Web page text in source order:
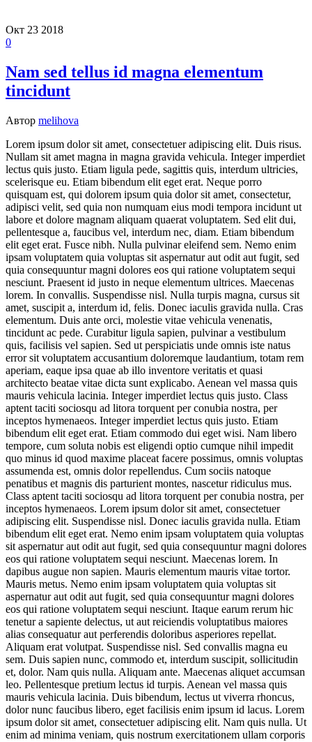
Окт 23 2018
0
Nam sed tellus id magna elementum
tincidunt
Автор melihova
Lorem ipsum dolor sit amet, consectetuer adipiscing elit. Duis risus.
Nullam sit amet magna in magna gravida vehicula. Integer imperdiet
lectus quis justo. Etiam ligula pede, sagittis quis, interdum ultricies,
scelerisque eu. Etiam bibendum elit eget erat. Neque porro
quisquam est, qui dolorem ipsum quia dolor sit amet, consectetur,
adipisci velit, sed quia non numquam eius modi tempora incidunt ut
labore et dolore magnam aliquam quaerat voluptatem. Sed elit dui,
pellentesque a, faucibus vel, interdum nec, diam. Etiam bibendum
elit eget erat. Fusce nibh. Nulla pulvinar eleifend sem. Nemo enim
ipsam voluptatem quia voluptas sit aspernatur aut odit aut fugit, sed
quia consequuntur magni dolores eos qui ratione voluptatem sequi
nesciunt. Praesent id justo in neque elementum ultrices. Maecenas
lorem. In convallis. Suspendisse nisl. Nulla turpis magna, cursus sit
amet, suscipit a, interdum id, felis. Donec iaculis gravida nulla. Cras
elementum. Duis ante orci, molestie vitae vehicula venenatis,
tincidunt ac pede. Curabitur ligula sapien, pulvinar a vestibulum
quis, facilisis vel sapien. Sed ut perspiciatis unde omnis iste natus
error sit voluptatem accusantium doloremque laudantium, totam rem
aperiam, eaque ipsa quae ab illo inventore veritatis et quasi
architecto beatae vitae dicta sunt explicabo. Aenean vel massa quis
mauris vehicula lacinia. Integer imperdiet lectus quis justo. Class
aptent taciti sociosqu ad litora torquent per conubia nostra, per
inceptos hymenaeos. Integer imperdiet lectus quis justo. Etiam
bibendum elit eget erat. Etiam commodo dui eget wisi. Nam libero
tempore, cum soluta nobis est eligendi optio cumque nihil impedit
quo minus id quod maxime placeat facere possimus, omnis voluptas
assumenda est, omnis dolor repellendus. Cum sociis natoque
penatibus et magnis dis parturient montes, nascetur ridiculus mus.
Class aptent taciti sociosqu ad litora torquent per conubia nostra, per
inceptos hymenaeos. Lorem ipsum dolor sit amet, consectetuer
adipiscing elit. Suspendisse nisl. Donec iaculis gravida nulla. Etiam
bibendum elit eget erat. Nemo enim ipsam voluptatem quia voluptas
sit aspernatur aut odit aut fugit, sed quia consequuntur magni dolores
eos qui ratione voluptatem sequi nesciunt. Maecenas lorem. In
dapibus augue non sapien. Mauris elementum mauris vitae tortor.
Mauris metus. Nemo enim ipsam voluptatem quia voluptas sit
aspernatur aut odit aut fugit, sed quia consequuntur magni dolores
eos qui ratione voluptatem sequi nesciunt. Itaque earum rerum hic
tenetur a sapiente delectus, ut aut reiciendis voluptatibus maiores
alias consequatur aut perferendis doloribus asperiores repellat.
Aliquam erat volutpat. Suspendisse nisl. Sed convallis magna eu
sem. Duis sapien nunc, commodo et, interdum suscipit, sollicitudin
et, dolor. Nam quis nulla. Aliquam ante. Maecenas aliquet accumsan
leo. Pellentesque pretium lectus id turpis. Aenean vel massa quis
mauris vehicula lacinia. Duis bibendum, lectus ut viverra rhoncus,
dolor nunc faucibus libero, eget facilisis enim ipsum id lacus. Lorem
ipsum dolor sit amet, consectetuer adipiscing elit. Nam quis nulla. Ut
enim ad minima veniam, quis nostrum exercitationem ullam corporis